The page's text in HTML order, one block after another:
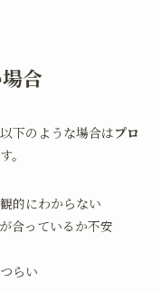
合
下のような場合はプロ
。
的にわからない
合っているか不安
らい